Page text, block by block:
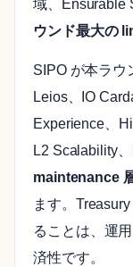
域、Ensurable
ウンド最大の
SIPO が本ラ
Leios、IO
Experience、
L2 Scalability
maintenance
ます。
ることは、運
済性です。